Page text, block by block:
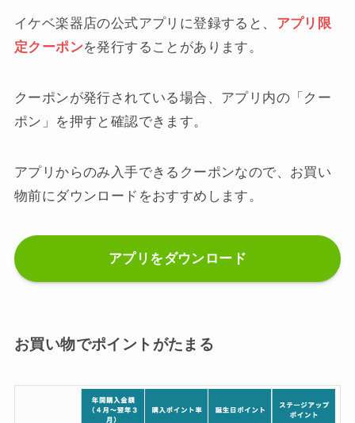
イケベ楽器店の公式アプリに登録すると、 アプリ限
定クーポンを発行することがあります。
クーポンが発行されている場合、アプリ内の「クー
ポン」を押すと確認できます。
アプリからのみ入手できるクーポンなので、お買い
物前にダウンロードをおすすめします。
アプリをダウンロード
お買い物でポイントがたまる